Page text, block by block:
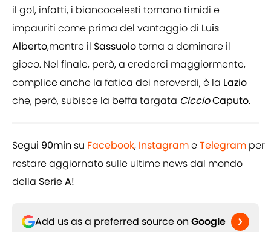
il gol, infatti, i biancocelesti tornano timidi e
impauriti come prima del vantaggio di Luis
Alberto,mentre il Sassuolotorna a dominare il
gioco. Nel finale, però, a crederci maggiormente,
complice anche la fatica dei neroverdi, è la Lazio
che, però, subisce la beffa targata CiccioCaputo.
Segui 90min su Facebook, InstagrameTelegram per
restare aggiornato sulle ultime news dal mondo
della Serie A!
Add us as a preferred source on Google